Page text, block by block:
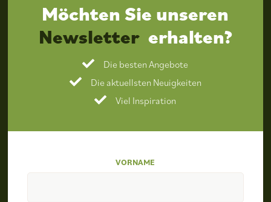
Möchten Sie unseren
Newsletter erhalten?
Die besten Angebote
Die aktuellsten Neuigkeiten
Viel Inspiration
VORNAME